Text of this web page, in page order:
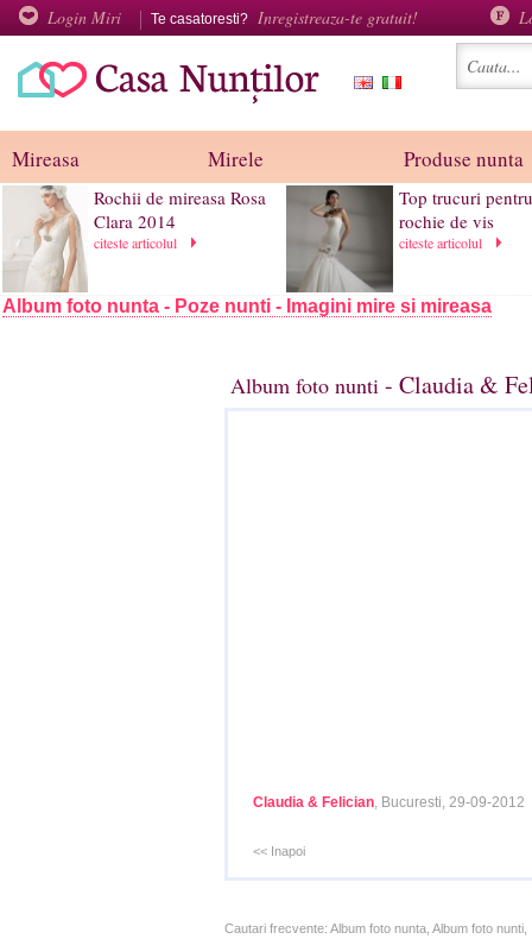
Login Miri Te casatoresti? Inregistreaza-te gratuit!
Mireasa Mirele Produse nunta
Rochii de mireasa Rosa
Clara 2014
citeste articolul
Top trucuri
rochie de vis
citeste articolul
Album foto nunta - Poze nunti - Imagini mire si mireasa
Album foto nunti - Claudia &
Claudia & Felician, Bucuresti, 29-09-2012
<< Inapoi
Cautari frecvente: Album foto nunta, Album foto